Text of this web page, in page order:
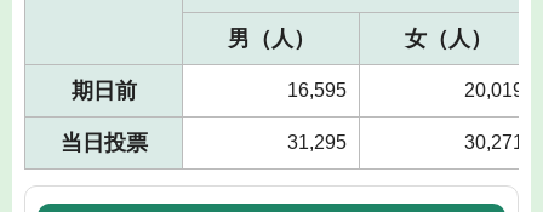
男（人） 女（人）
期日前 16,595 20,019
当日投票 31,295 30,271